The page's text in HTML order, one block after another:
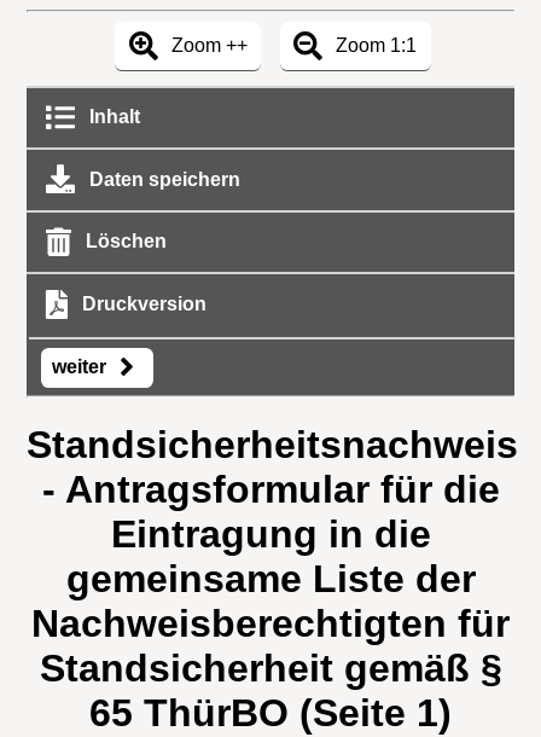
Zoom ++ Zoom 1:1
Inhalt
Daten speichern
Löschen
Druckversion
weiter
Standsicherheitsnachweis
- Antragsformular für die
Eintragung in die
gemeinsame Liste der
Nachweisberechtigten für
Standsicherheit gemäß §
65 ThürBO (Seite 1)